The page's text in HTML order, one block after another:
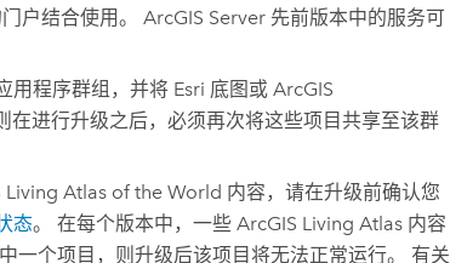
户结合使用。 ArcGIS Server先前版本中的服务可
用程序群组，并将 Esri 底图或 ArcGIS
在进行升级之后，必须再次将这些项目共享至该群
Living Atlas of the World 内容，请在升级前确认您
态。 在每个版本中，一些 ArcGIS Living Atlas内容
一个项目，则升级后该项目将无法正常运行。 有关